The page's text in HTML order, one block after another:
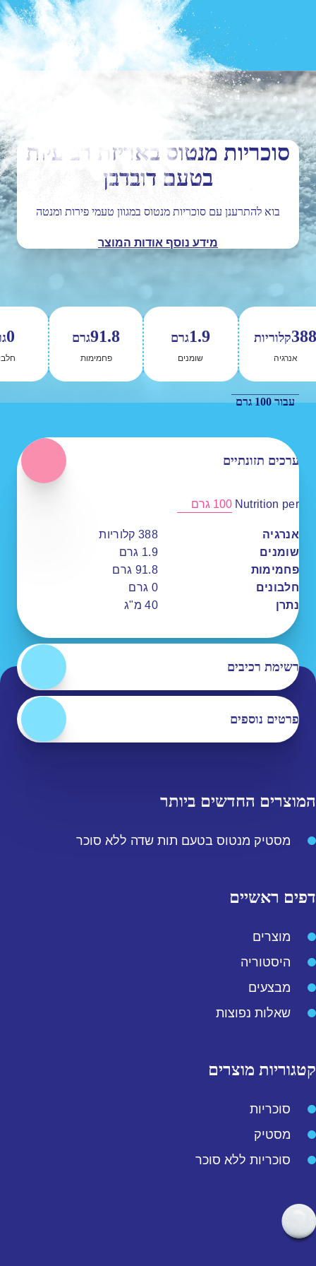
סוכריות מנטוס באריזת רביעיות
בטעם דובדבן
בוא להתרענן עם סוכריות מנטוס במגוון טעמי פירות ומנטה
מידע נוסף אודות המוצר
קלוריות
אנרגיה
1.9גרם
שומנים
91.8גרם
פחמימות
0
עבור 100 גרם
ערכים תזונתיים
Nutrition per 100 גרם
אנרגיה 388 קלוריות
שומנים
1.9 גרם
פחמימות
91.8 גרם
חלבונים
0 גרם
נתרן
40 מ"ג
רשימת רכיבים
פרטים נוספים
המוצרים החדשים ביותר
מסטיק מנטוס בטעם תות שדה ללא סוכר
דפים ראשיים
מוצרים
היסטוריה
מבצעים
שאלות נפוצות
קטגוריות מוצרים
סוכריות
מסטיק
סוכריות ללא סוכר